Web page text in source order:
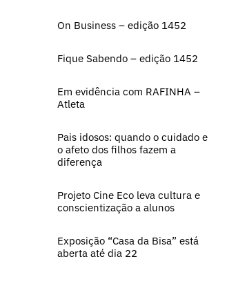
On Business – edição 1452
Fique Sabendo – edição 1452
Em evidência com RAFINHA –
Atleta
Pais idosos: quando o cuidado e
o afeto dos filhos fazem a
diferença
Projeto Cine Eco leva cultura e
conscientização a alunos
Exposição “Casa da Bisa” está
aberta até dia 22